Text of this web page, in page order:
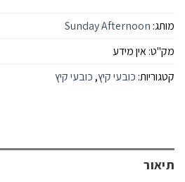
מותג: Sunday Afternoon
מק"ט:אין מידע
קטגוריות: כובעי קיץ, כובעי קיץ
תיאור